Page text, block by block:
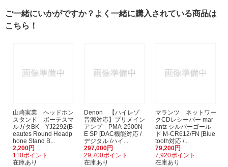
ご一緒にいかがですか？よく一緒に購入されている商品は
こちら！
山崎実業 ヘッドホン
スタンド ボーテスマ
ルガタBK YJ2292(B
eautes Round Headp
hone Stand B...
2,200円
110ポイント
在庫あり
Denon 【ハイレゾ
音源対応】プリメイン
アンプ PMA-2500N
E SP [DAC機能対応 /
デジタル /ハイ...
297,000円
29,700ポイント
在庫あり
マランツ ネットワー
クCDレシーバー mar
antz シルバーゴール
ド M-CR612/FN [Blue
tooth対応 /...
79,200円
7,920ポイント
在庫あり